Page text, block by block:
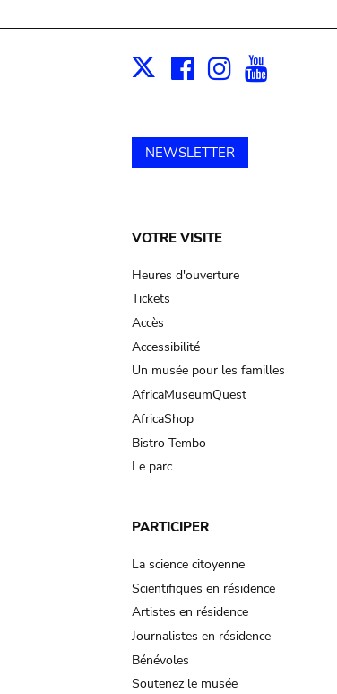
X Facebook
Instagram
NEWSLETTER
Main
navigation
VOTRE VISITE
Heures d'ouverture
Tickets
Accès
Accessibilité
Un musée pour les familles
AfricaMuseumQuest
AfricaShop
Bistro Tembo
Le parc
PARTICIPER
La science citoyenne
Scientifiques en résidence
Artistes en résidence
Journalistes en résidence
Bénévoles
Soutenez le musée